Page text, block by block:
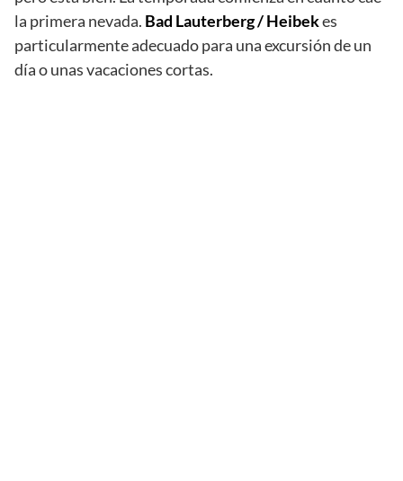
la primera nevada. Bad Lauterberg / Heibekes
particularmente adecuado para una excursión de un
día o unas vacaciones cortas.